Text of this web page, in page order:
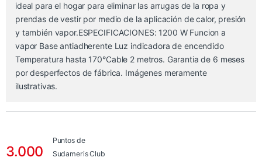
ideal para el hogar para eliminar las arrugas de la ropa y
prendas de vestir por medio de la aplicación de calor, presión
y también vapor.ESPECIFICACIONES: 1200 W Funcion a
vapor Base antiadherente Luz indicadora de encendido
Temperatura hasta 170°Cable 2 metros. Garantia de 6 meses
por desperfectos de fábrica. Imágenes meramente
ilustrativas.
3.000
Puntos de
Sudameris Club